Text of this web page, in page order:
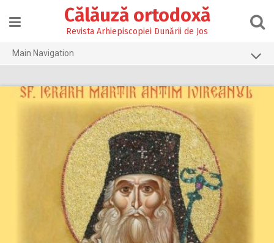
content
Călăuză ortodoxă
Revista Arhiepiscopiei Dunării de Jos
Main Navigation
2026